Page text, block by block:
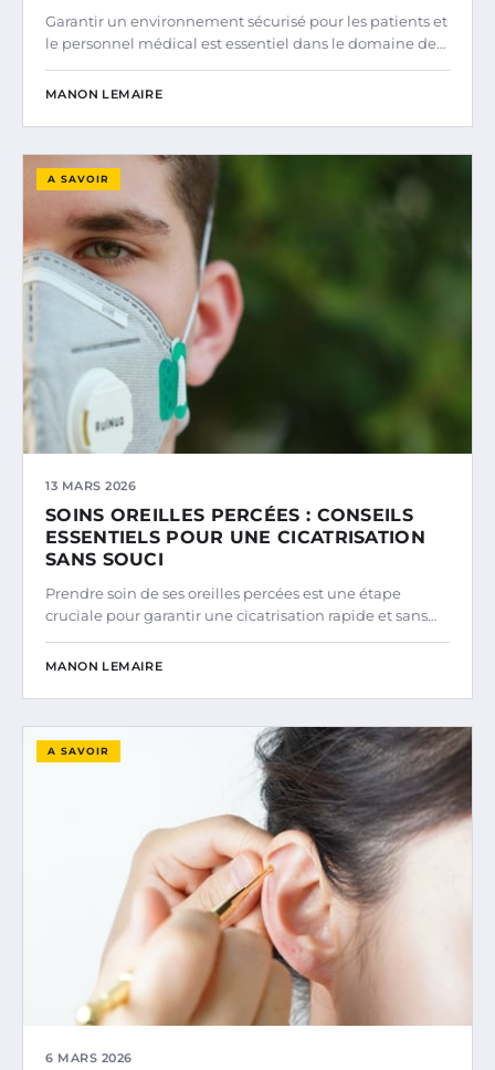
Garantir un environnement sécurisé pour les patients et
le personnel médical est essentiel dans le domaine de…
MANON LEMAIRE
A SAVOIR
13 MARS 2026
SOINS OREILLES PERCÉES : CONSEILS
ESSENTIELS POUR UNE CICATRISATION
SANS SOUCI
Prendre soin de ses oreilles percées est une étape
cruciale pour garantir une cicatrisation rapide et sans…
MANON LEMAIRE
A SAVOIR
6 MARS 2026